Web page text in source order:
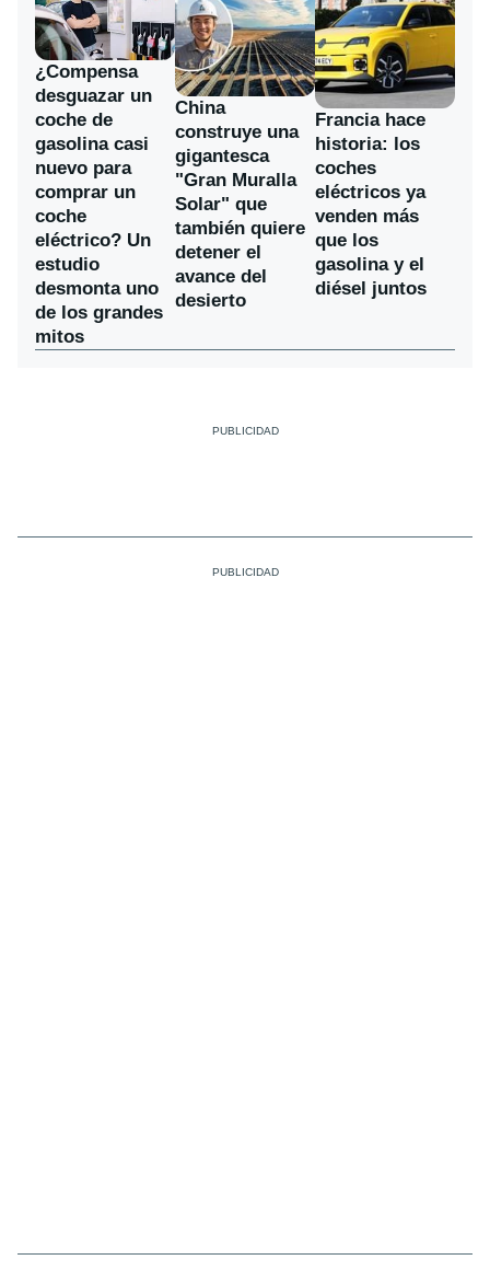
¿Compensa
desguazar un
coche de
gasolina casi
nuevo para
comprar un
coche
eléctrico? Un
estudio
desmonta uno
de los grandes
mitos
China
construye una
gigantesca
"Gran Muralla
Solar" que
también quiere
detener el
avance del
desierto
Francia hace
historia: los
coches
eléctricos ya
venden más
que los
gasolina y el
diésel juntos